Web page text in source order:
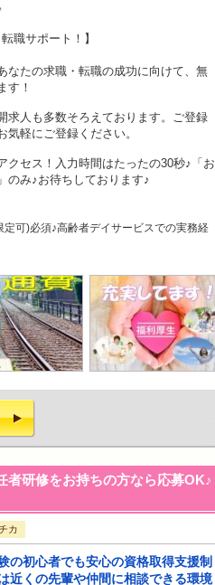
職サポート！】
なたの求職・転職の成功に向けて、無
す！
求人も多数そろえております。ご登録
軽にご登録ください。
クセス！入力時間はたったの30秒♪「お
のみ♪お待ちしております♪
可)必須♪高齢者デイサービスでの実務経
研修をお持ちの方なら応募OK♪
カ
の初心者でも安心の資格取得支援制
近くの先輩や仲間に相談できる環境